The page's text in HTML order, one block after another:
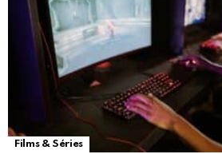
Films & Séries